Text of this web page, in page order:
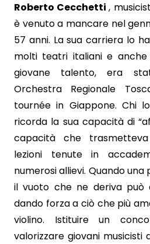
Roberto Cecchetti ,
è venuto a mancare nel
57 anni. La sua carriera lo
molti teatri italiani e anche
giovane talento, era
Orchestra Regionale
tournée in Giappone. Chi
ricorda la sua capacità di
capacità che
lezioni tenute in
numerosi allievi. Quando
il vuoto che ne deriva può
dando forza a ciò che più
violino. Istituire un
valorizzare giovani